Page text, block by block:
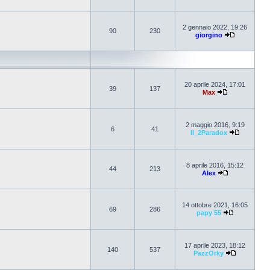
90 230
2 gennaio 2022, 19:26
giorgino
39 137
20 aprile 2024, 17:01
Max
6 41
2 maggio 2016, 9:19
Il_2Paradox
44 213
8 aprile 2016, 15:12
Alex
69 286
14 ottobre 2021, 16:05
papy 55
140 537
17 aprile 2023, 18:12
PazzOrky